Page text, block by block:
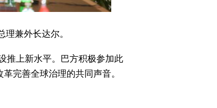
兼外长达尔。
推上新水平。巴方积极参加此
完善全球治理的共同声音。